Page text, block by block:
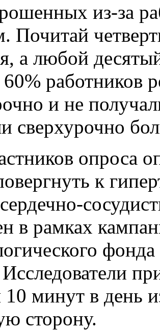
из-за
Почитай
а любой
работников
и не
сверхурочно
опроса
к
в рамках
10 минут в день
сторону.